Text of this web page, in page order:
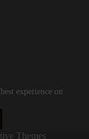
experience on
Themes